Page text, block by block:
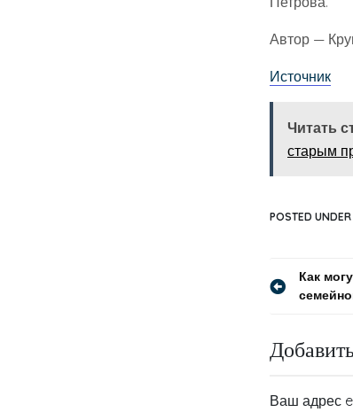
Автор —
Источник
Читать
старым
POSTED UNDER
Как
Ваш адрес